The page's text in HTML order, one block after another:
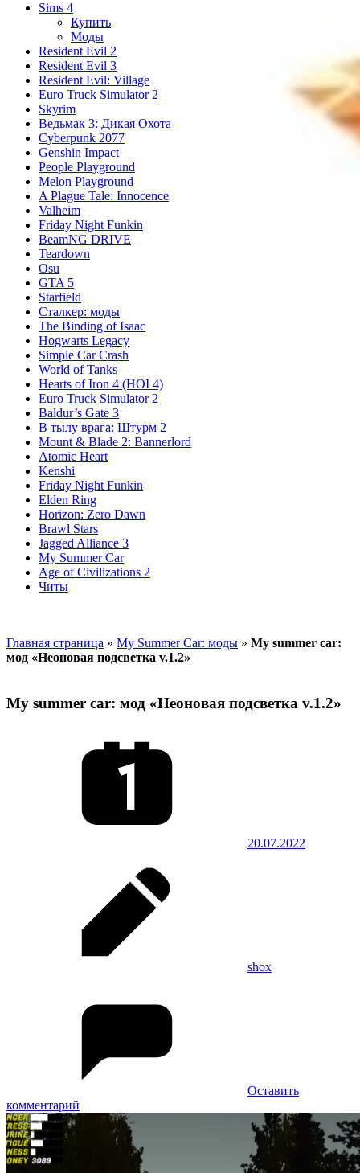
Sims 4
Купить
Моды
Resident Evil 2
Resident Evil 3
Resident Evil: Village
Euro Truck Simulator 2
Skyrim
Ведьмак 3: Дикая Охота
Cyberpunk 2077
Genshin Impact
People Playground
Melon Playground
A Plague Tale: Innocence
Valheim
Friday Night Funkin
BeamNG DRIVE
Teardown
Osu
GTA 5
Starfield
Сталкер: моды
The Binding of Isaac
Hogwarts Legacy
Simple Car Crash
World of Tanks
Hearts of Iron 4 (HOI 4)
Euro Truck Simulator 2
Baldur’s Gate 3
В тылу врага: Штурм 2
Mount & Blade 2: Bannerlord
Atomic Heart
Kenshi
Friday Night Funkin
Elden Ring
Horizon: Zero Dawn
Brawl Stars
Jagged Alliance 3
My Summer Car
Age of Civilizations 2
Читы
Главная страница » My Summer Car: моды » My summer car:
мод «Неоновая подсветка v.1.2»
My summer car: мод «Неоновая подсветка v.1.2»
20.07.2022
shox
Оставить
комментарий